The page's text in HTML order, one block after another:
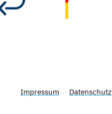
Impressum Datenschutz